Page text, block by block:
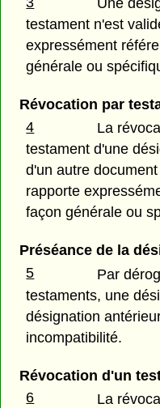
Une
testament n'est
expressément
générale ou
Révocation par
4
La
testament d'une
d'un autre
rapporte
façon générale ou
Préséance de la
5
Par
testaments, une
désignation
incompatibilité.
Révocation d'un
6
La